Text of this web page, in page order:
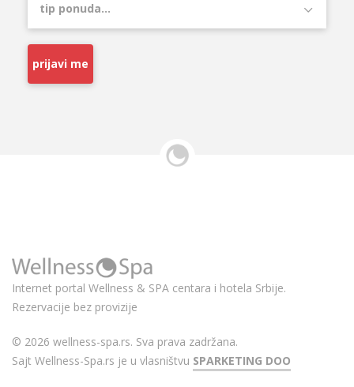
prijavi me
Internet portal Wellness & SPA centara i hotela Srbije.
Rezervacije bez provizije
© 2026 wellness-spa.rs. Sva prava zadržana.
Sajt Wellness-Spa.rs je u vlasništvu SPARKETING DOO